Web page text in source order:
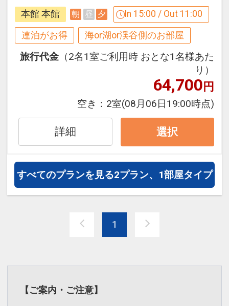
【連泊するとお得】連泊割引がございま
す
連泊の場合、
１，０００円引、こどもA ７００円引、
※割引適用後のご旅行代金は、カレンダ
ーからお進みいただいた後表示される
「空室照会結果確認画面」でご確認くだ
さい。
氏名・客室タイプ・食事条件・プラン同
一であることが割引適用の条件となりま
設定期間：2026年4月1日～2026年11月
17221529
本館 本館 朝 昼 夕 In 15:00 / Out 11:00
連泊がお得 海or湖or渓谷側のお部屋
旅行代金 （2名1室ご利用時 おとな1名様あた
り）
64,700円
空き： 2室(08月06日19:00時点)
詳細 選択
すべてのプランを見る2プラン、1部屋タイプ
1
【ご案内・ご注意】